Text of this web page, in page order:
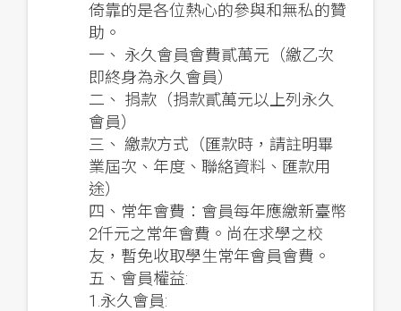
倚靠的是各位熱心的參與和無私的贊
助。
一、 永久會員會費貳萬元（繳乙次
即終身為永久會員）
二、 捐款（捐款貳萬元以上列永久
會員）
三、 繳款方式（匯款時，請註明畢
業屆次、年度、聯絡資料、匯款用
途）
四、常年會費：會員每年應繳新臺幣
2仟元之常年會費。尚在求學之校
友，暫免收取學生常年會員會費。
五、會員權益:
1.永久會員: